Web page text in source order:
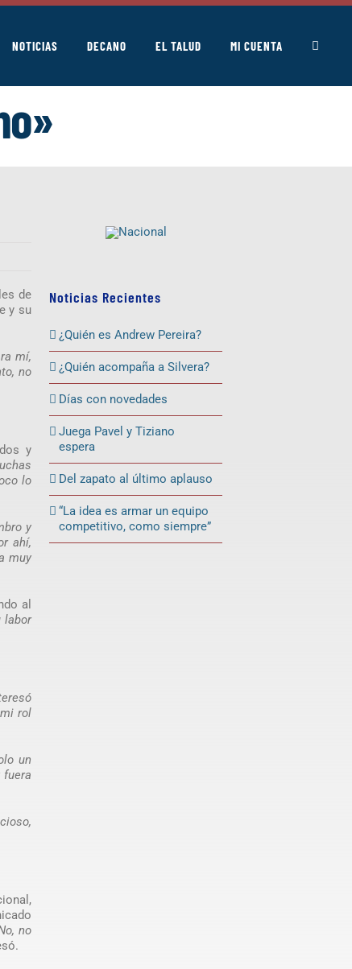
NOTICIAS DECANO EL TALUD MI CUENTA
de
y su
mí,
no
y
lo
y
ahí,
muy
al
labor
rol
un
fuera
no
Noticias Recientes
¿Quién es Andrew Pereira?
¿Quién acompaña a Silvera?
Días con novedades
Juega Pavel y Tiziano
espera
Del zapato al último aplauso
“La idea es armar un equipo
competitivo, como siempre”